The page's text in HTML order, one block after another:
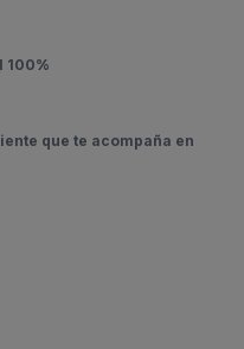
100%
que te acompaña en